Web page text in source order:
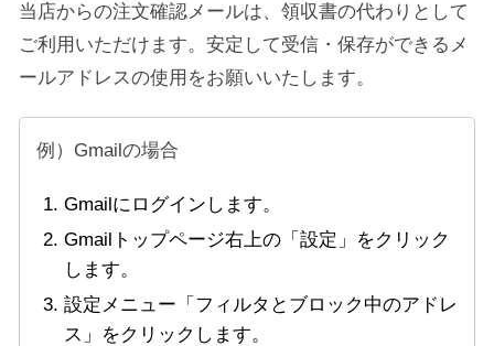
当店からの注文確認メールは、領収書の代わりとして
ご利用いただけます。安定して受信・保存ができるメ
ールアドレスの使用をお願いいたします。
例）Gmailの場合
Gmailにログインします。
Gmailトップページ右上の「設定」をクリック
します。
設定メニュー「フィルタとブロック中のアドレ
ス」をクリックします。